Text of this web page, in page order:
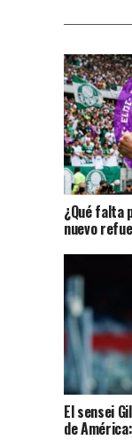
¿Qué falta
nuevo
El sensei
de